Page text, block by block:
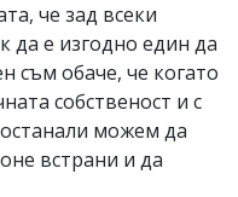
че зад всеки
да е изгодно един да
съм обаче, че когато
собственост и с
останали можем да
встрани и да